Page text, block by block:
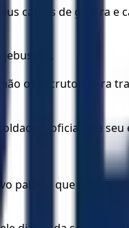
carros de guerra e
jebuseus.
os recrutou para
oficiais de
palácio que ele